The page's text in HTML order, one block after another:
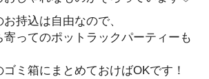
持込は自由なので、
ってのポットラックパーティーも
ミ箱にまとめておけばOKです！